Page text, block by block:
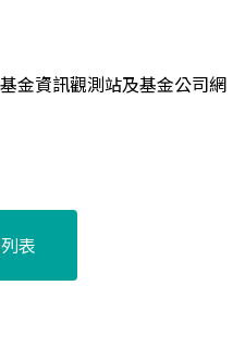
金資訊觀測站及基金公司網
表